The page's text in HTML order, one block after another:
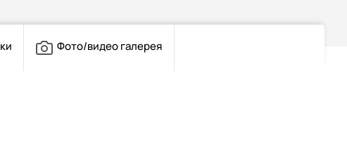
Фото/видео галерея